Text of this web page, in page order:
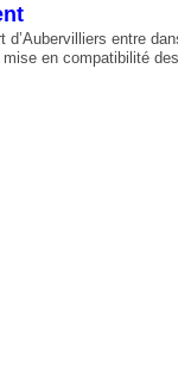
d’Aubervilliers entre
en compatibilité